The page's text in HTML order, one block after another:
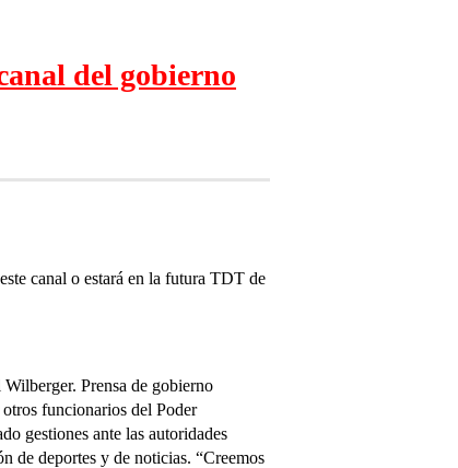
del gobierno
canal o estará en la futura TDT de
Prensa de gobierno
funcionarios del Poder
gestiones ante las autoridades
de deportes y de noticias. “Creemos